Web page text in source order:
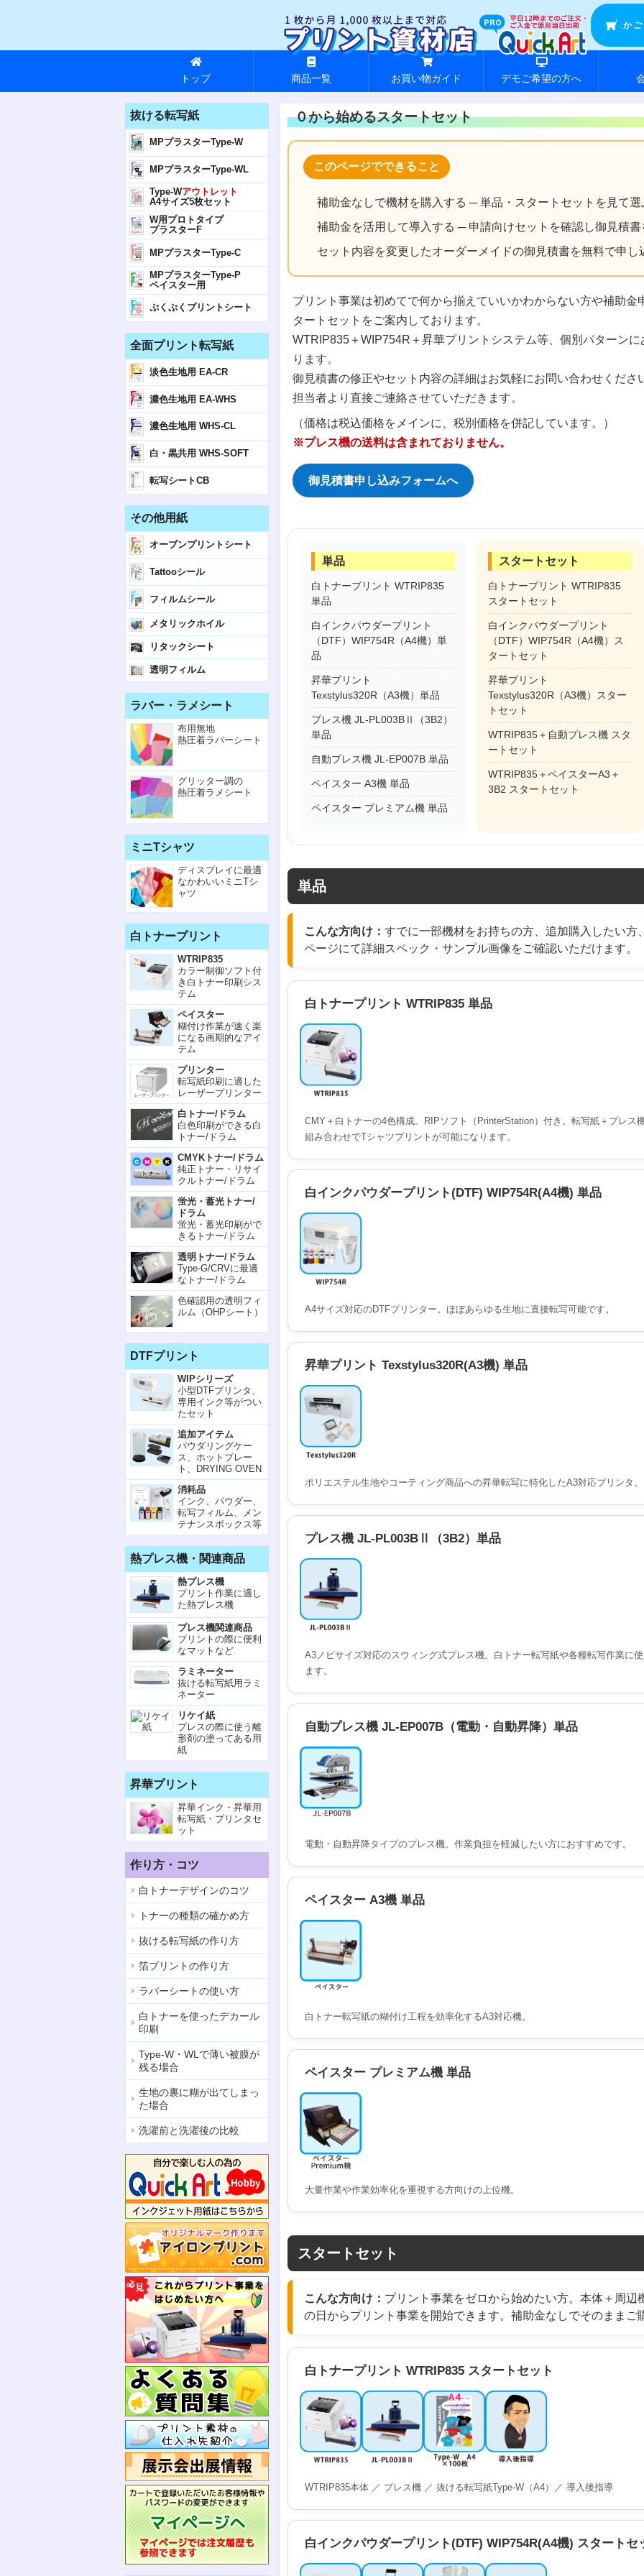
か
トップ 商品一覧 お買い物ガイド デモご希望の方へ
０から始めるスタートセット
このページでできること
補助金なしで機材を購入する ─ 単品・スタートセットを見て選
補助金を活用して導入する ─ 申請向けセットを確認し御見積書
セット内容を変更したオーダーメイドの御見積書を無料で申し
プリント事業は初めてで何から揃えていいかわからない方や補助金
タートセットをご案内しております。
WTRIP835＋WIP754R＋昇華プリントシステム等、個別パターン
ります。
御見積書の修正やセット内容の詳細はお気軽にお問い合わせくださ
担当者より直接ご連絡させていただきます。
（価格は税込価格をメインに、税別価格を併記しています。）
※プレス機の送料は含まれておりません。
御見積書申し込みフォームへ
単品
白トナープリント WTRIP835
単品
白インクパウダープリント
（DTF）WIP754R（A4機）単
品
昇華プリント
Texstylus320R（A3機）単品
プレス機 JL-PL003BⅡ（3B2）
単品
自動プレス機 JL-EP007B 単品
ペイスター A3機 単品
ペイスター プレミアム機 単品
スタートセット
白トナープリント WTRIP835
スタートセット
白インクパウダープリント
（DTF）WIP754R（A4機）ス
タートセット
昇華プリント
Texstylus320R（A3機）スター
トセット
WTRIP835＋自動プレス機 スタ
ートセット
WTRIP835＋ペイスターA3＋
3B2 スタートセット
単品
こんな方向け： すでに一部機材をお持ちの方、追加購入したい方
ページにて詳細スペック・サンプル画像をご確認いただけます。
白トナープリント WTRIP835 単品
CMY＋白トナーの4色構成。RIPソフト（PrinterStation）付き。転写紙＋プレス
組み合わせでTシャツプリントが可能になります。
白インクパウダープリント(DTF) WIP754R(A4機) 単品
A4サイズ対応のDTFプリンター。ほぼあらゆる生地に直接転写可能です。
昇華プリント Texstylus320R(A3機) 単品
ポリエステル生地やコーティング商品への昇華転写に特化したA3対応プリンタ。
プレス機 JL-PL003BⅡ（3B2）単品
A3ノビサイズ対応のスウィング式プレス機。白トナー転写紙や各種転写作業に
ます。
自動プレス機 JL-EP007B（電動・自動昇降）単品
電動・自動昇降タイプのプレス機。作業負担を軽減したい方におすすめです。
ペイスター A3機 単品
白トナー転写紙の糊付け工程を効率化するA3対応機。
ペイスター プレミアム機 単品
大量作業や作業効率化を重視する方向けの上位機。
スタートセット
こんな方向け： プリント事業をゼロから始めたい方。本体＋周辺
の日からプリント事業を開始できます。補助金なしでそのままご
白トナープリント WTRIP835 スタートセット
WTRIP835本体 ／ プレス機 ／ 抜ける転写紙Type-W（A4）／ 導入後指導
白インクパウダープリント(DTF) WIP754R(A4機) スタートセ
抜ける転写紙
MPプラスターType-W
MPプラスターType-WL
Type-Wアウトレット
A4サイズ5枚セット
W用プロトタイプ
プラスターF
MPプラスターType-C
MPプラスターType-P
ペイスター用
ぷくぷくプリントシート
全面プリント転写紙
淡色生地用 EA-CR
濃色生地用 EA-WHS
濃色生地用 WHS-CL
白・黒共用 WHS-SOFT
転写シートCB
その他用紙
オーブンプリントシート
Tattooシール
フィルムシール
メタリックホイル
リタックシート
透明フィルム
ラバー・ラメシート
布用無地
熱圧着ラバーシート
グリッター調の
熱圧着ラメシート
ミニTシャツ
ディスプレイに最適
なかわいいミニTシ
ャツ
白トナープリント
WTRIP835
カラー制御ソフト付
き白トナー印刷シス
テム
ペイスター
糊付け作業が速く楽
になる画期的なアイ
テム
プリンター
転写紙印刷に適した
レーザープリンター
白トナー/ドラム
白色印刷ができる白
トナー/ドラム
CMYKトナー/ドラム
純正トナー・リサイ
クルトナー/ドラム
蛍光・蓄光トナー/
ドラム
蛍光・蓄光印刷がで
きるトナー/ドラム
透明トナー/ドラム
Type-G/CRVに最適
なトナー/ドラム
色確認用の透明フィ
ルム（OHPシート）
DTFプリント
WIPシリーズ
小型DTFプリンタ、
専用インク等がつい
たセット
追加アイテム
パウダリングケー
ス、ホットプレー
ト、DRYING OVEN
消耗品
インク、パウダー、
転写フィルム、メン
テナンスボックス等
熱プレス機・関連商品
熱プレス機
プリント作業に適し
た熱プレス機
プレス機関連商品
プリントの際に便利
なマットなど
ラミネーター
抜ける転写紙用ラミ
ネーター
リケイ紙
プレスの際に使う離
形剤の塗ってある用
紙
昇華プリント
昇華インク・昇華用
転写紙・プリンタセ
ット
作り方・コツ
白トナーデザインのコツ
トナーの種類の確かめ方
抜ける転写紙の作り方
箔プリントの作り方
ラバーシートの使い方
白トナーを使ったデカール
印刷
Type-W・WLで薄い被膜が
残る場合
生地の裏に糊が出てしまっ
た場合
洗濯前と洗濯後の比較